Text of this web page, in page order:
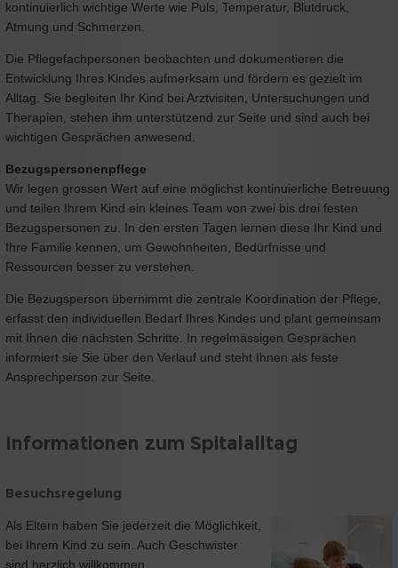
kontinuierlich wichtige Werte wie Puls, Temperatur, Blutdruck,
Atmung und Schmerzen.
Die Pflegefachpersonen beobachten und dokumentieren die
Entwicklung Ihres Kindes aufmerksam und fördern es gezielt im
Alltag. Sie begleiten Ihr Kind bei Arztvisiten, Untersuchungen und
Therapien, stehen ihm unterstützend zur Seite und sind auch bei
wichtigen Gesprächen anwesend.
Bezugspersonenpflege
Wir legen grossen Wert auf eine möglichst kontinuierliche Betreuung
und teilen Ihrem Kind ein kleines Team von zwei bis drei festen
Bezugspersonen zu. In den ersten Tagen lernen diese Ihr Kind und
Ihre Familie kennen, um Gewohnheiten, Bedürfnisse und
Ressourcen besser zu verstehen.
Die Bezugsperson übernimmt die zentrale Koordination der Pflege,
erfasst den individuellen Bedarf Ihres Kindes und plant gemeinsam
mit Ihnen die nächsten Schritte. In regelmässigen Gesprächen
informiert sie Sie über den Verlauf und steht Ihnen als feste
Ansprechperson zur Seite.
Informationen zum Spitalalltag
Besuchsregelung
Als Eltern haben Sie jederzeit die Möglichkeit,
bei Ihrem Kind zu sein. Auch Geschwister
sind herzlich willkommen.